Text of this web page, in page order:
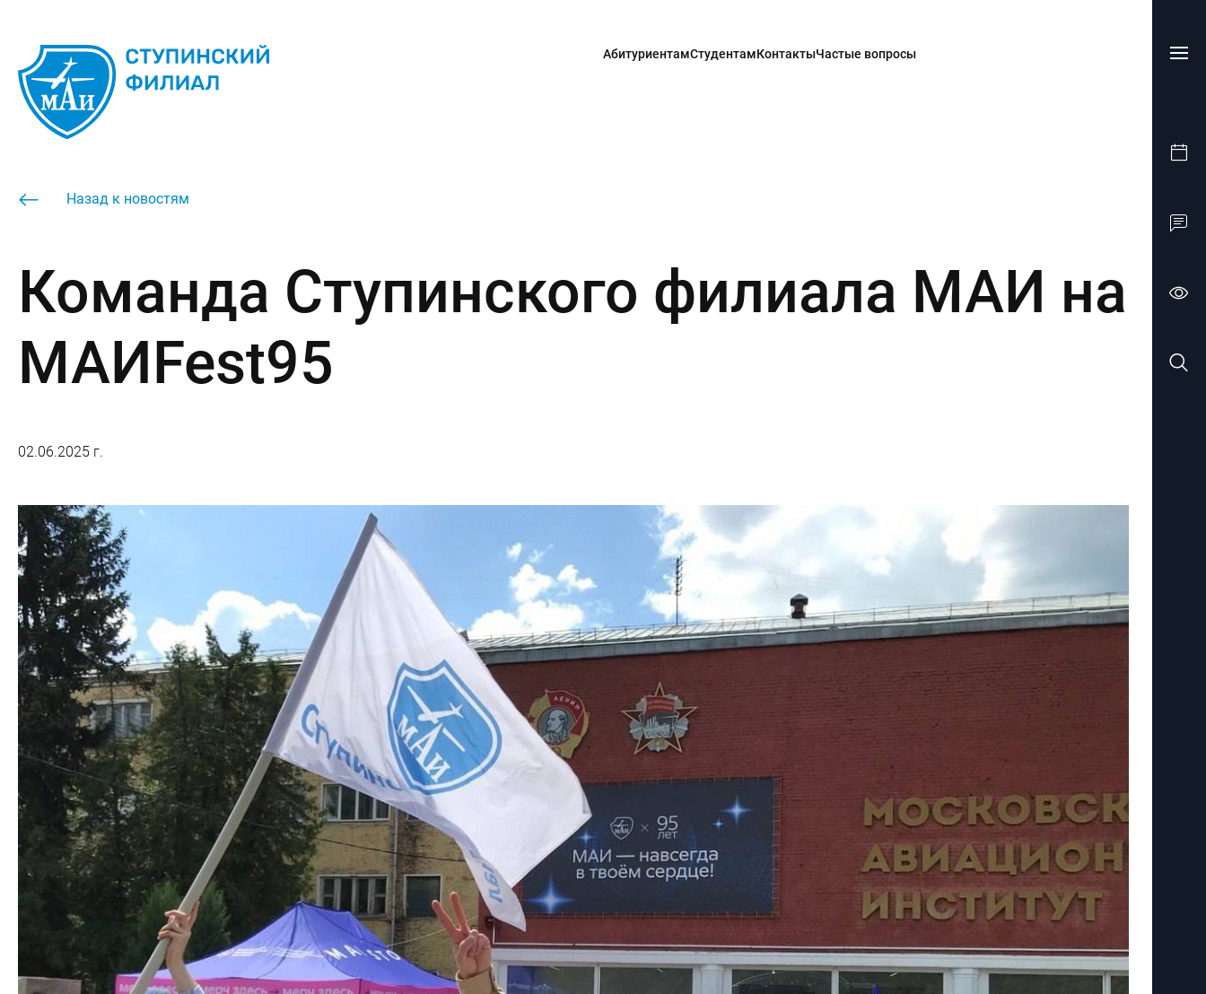
АбитуриентамСтудентамКонтактыЧастые вопросы
Назад к новостям
Команда Ступинского филиала МАИ на
МАИFest95
02.06.2025 г.